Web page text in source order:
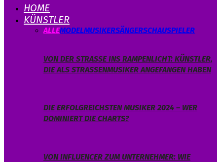
HOME
KÜNSTLER
ALLEMODELMUSIKERSÄNGERSCHAUSPIELER
VON DER STRASSE INS RAMPENLICHT: KÜNSTLER, D
IE ALS STRASSENMUSIKER ANGEFANGEN HABEN
DIE ERFOLGREICHSTEN MUSIKER 2024 – WER
DOMINIERT DIE CHARTS?
VON INFLUENCER ZUM UNTERNEHMER: WIE